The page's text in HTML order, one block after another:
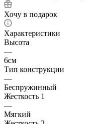
Хочу в подарок
Характеристики
Высота
—
6см
Тип конструкции
—
Беспружинный
Жесткость 1
—
Мягкий